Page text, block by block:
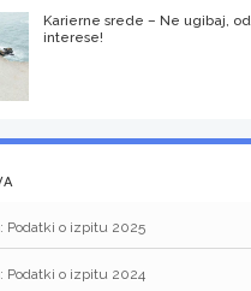
Karierne srede – Ne ugibaj,
interese!
: Podatki o izpitu 2025
: Podatki o izpitu 2024